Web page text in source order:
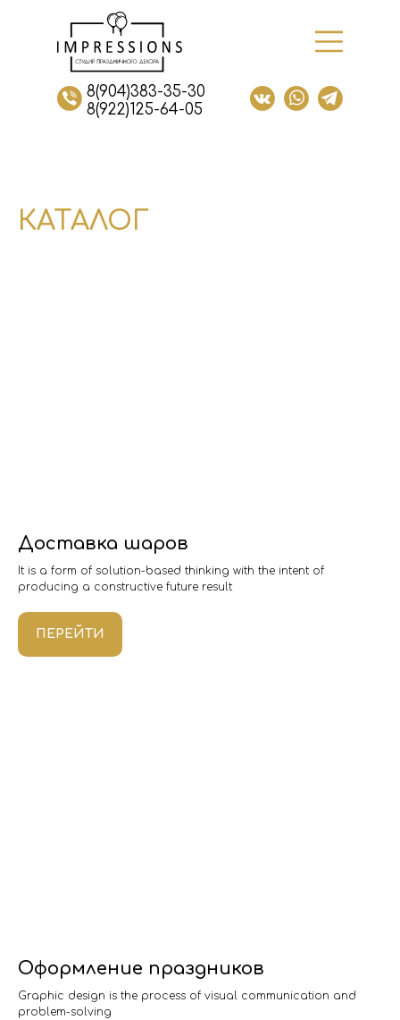
8(922)125-64-05
8(904)383-35-30
КАТАЛОГ
Доставка шаров
It is a form of solution-based thinking with the intent of
producing a constructive future result
ПЕРЕЙТИ
Оформление праздников
Graphic design is the process of visual communication and
problem-solving